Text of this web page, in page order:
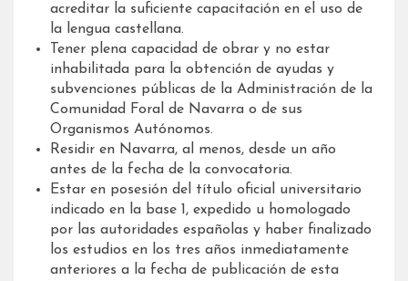
acreditar la suficiente capacitación en el uso de
la lengua castellana.
Tener plena capacidad de obrar y no estar
inhabilitada para la obtención de ayudas y
subvenciones públicas de la Administración de la
Comunidad Foral de Navarra o de sus
Organismos Autónomos.
Residir en Navarra, al menos, desde un año
antes de la fecha de la convocatoria.
Estar en posesión del título oficial universitario
indicado en la base 1, expedido u homologado
por las autoridades españolas y haber finalizado
los estudios en los tres años inmediatamente
anteriores a la fecha de publicación de esta